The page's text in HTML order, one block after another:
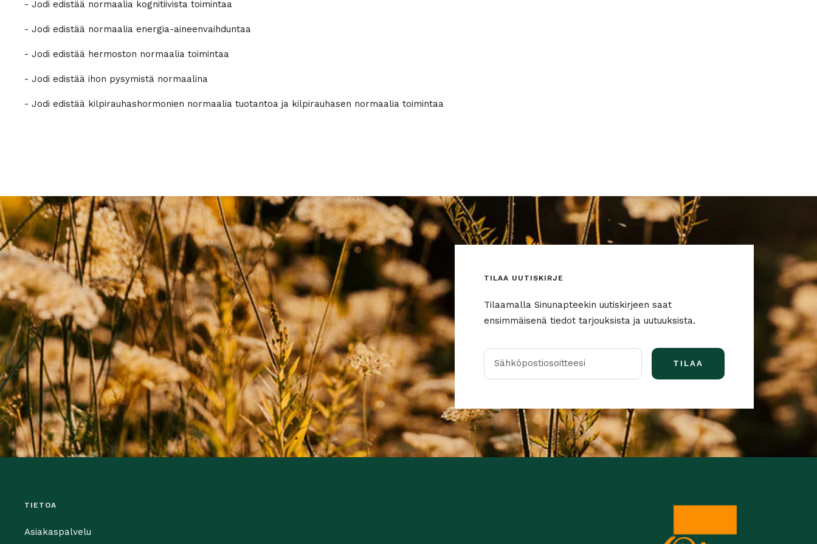
- Jodi edistää normaalia kognitiivista toimintaa
- Jodi edistää normaalia energia-aineenvaihduntaa
- Jodi edistää hermoston normaalia toimintaa
- Jodi edistää ihon pysymistä normaalina
- Jodi edistää kilpirauhashormonien normaalia tuotantoa ja kilpirauhasen normaalia toimintaa
TILAA UUTISKIRJE
Tilaamalla Sinunapteekin uutiskirjeen saat
ensimmäisenä tiedot tarjouksista ja uutuuksista.
Sähköpostiosoitteesi TILAA
TIETOA
Asiakaspalvelu